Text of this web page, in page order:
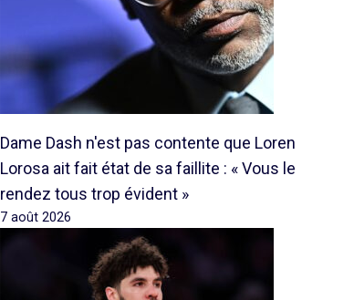
Dame Dash n'est pas contente que Loren
Lorosa ait fait état de sa faillite : « Vous le
rendez tous trop évident »
7 août 2026